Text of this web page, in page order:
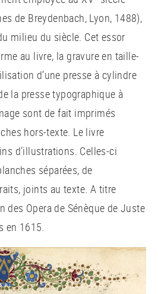
de Breydenbach, Lyon, 1488),
milieu du siècle. Cet essor
au livre, la gravure en taille-
d’une presse à cylindre
la presse typographique à
sont de fait imprimés
hors-texte. Le livre
d’illustrations. Celles-ci
séparées, de
joints au texte. A titre
des Opera de Sénèque de Juste
en 1615.